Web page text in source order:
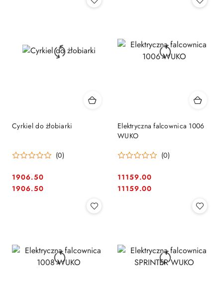
Cyrkiel do żłobiarki
(0)
Cena:
1906.50
Cena:
1906.50
Elektryczna falcownica 1006
WUKO
(0)
Cena:
11159.00
Cena:
11159.00